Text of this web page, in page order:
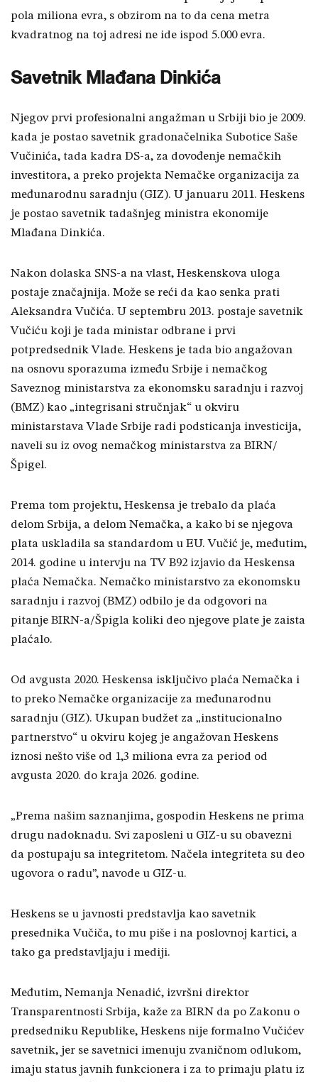
pola miliona evra, s obzirom na to da cena metra
kvadratnog na toj adresi ne ide ispod 5.000 evra.
Savetnik Mlađana Dinkića
Njegov prvi profesionalni angažman u Srbiji bio je 2009.
kada je postao savetnik gradonačelnika Subotice Saše
Vučinića, tada kadra DS-a, za dovođenje nemačkih
investitora, a preko projekta Nemačke organizacija za
međunarodnu saradnju (GIZ). U januaru 2011. Heskens
je postao savetnik tadašnjeg ministra ekonomije
Mlađana Dinkića.
Nakon dolaska SNS-a na vlast, Heskenskova uloga
postaje značajnija. Može se reći da kao senka prati
Aleksandra Vučića. U septembru 2013. postaje savetnik
Vučiću koji je tada ministar odbrane i prvi
potpredsednik Vlade. Heskens je tada bio angažovan
na osnovu sporazuma između Srbije i nemačkog
Saveznog ministarstva za ekonomsku saradnju i razvoj
(BMZ) kao „integrisani stručnjak“ u okviru
ministarstava Vlade Srbije radi podsticanja investicija,
naveli su iz ovog nemačkog ministarstva za BIRN/
Špigel.
Prema tom projektu, Heskensa je trebalo da plaća
delom Srbija, a delom Nemačka, a kako bi se njegova
plata uskladila sa standardom u EU. Vučić je, međutim,
2014. godine u intervju na TV B92 izjavio da Heskensa
plaća Nemačka. Nemačko ministarstvo za ekonomsku
saradnju i razvoj (BMZ) odbilo je da odgovori na
pitanje BIRN-a/Špigla koliki deo njegove plate je zaista
plaćalo.
Od avgusta 2020. Heskensa isključivo plaća Nemačka i
to preko Nemačke organizacije za međunarodnu
saradnju (GIZ). Ukupan budžet za „institucionalno
partnerstvo“ u okviru kojeg je angažovan Heskens
iznosi nešto više od 1,3 miliona evra za period od
avgusta 2020. do kraja 2026. godine.
„Prema našim saznanjima, gospodin Heskens ne prima
drugu nadoknadu. Svi zaposleni u GIZ-u su obavezni
da postupaju sa integritetom. Načela integriteta su deo
ugovora o radu”, navode u GIZ-u.
Heskens se u javnosti predstavlja kao savetnik
presednika Vučiča, to mu piše i na poslovnoj kartici, a
tako ga predstavljaju i mediji.
Međutim, Nemanja Nenadić, izvršni direktor
Transparentnosti Srbija, kaže za BIRN da po Zakonu o
predsedniku Republike, Heskens nije formalno Vučićev
savetnik, jer se savetnici imenuju zvaničnom odlukom,
imaju status javnih funkcionera i za to primaju platu iz